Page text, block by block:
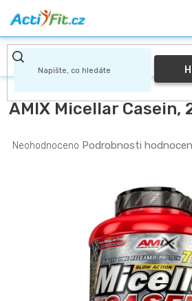
na
obsah
AMIX Micellar Casein,
Průměrné
Neohodnoceno Podrobnosti